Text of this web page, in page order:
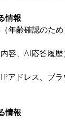
情報
年齢確認のため
容、AI応答履歴
アドレス、ブ
情報